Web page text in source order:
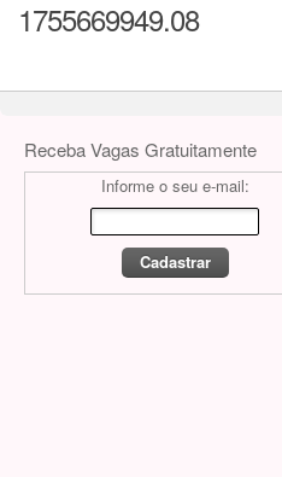
1755669949.08
Receba Vagas Gratuitamente
Informe o seu e-mail: